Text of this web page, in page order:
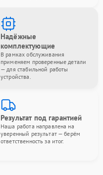
Надёжные
комплектующие
В рамках обслуживания
применяем проверенные детали
— для стабильной работы
устройства.
Результат под гарантией
Наша работа направлена на
уверенный результат — берём
ответственность за итог.